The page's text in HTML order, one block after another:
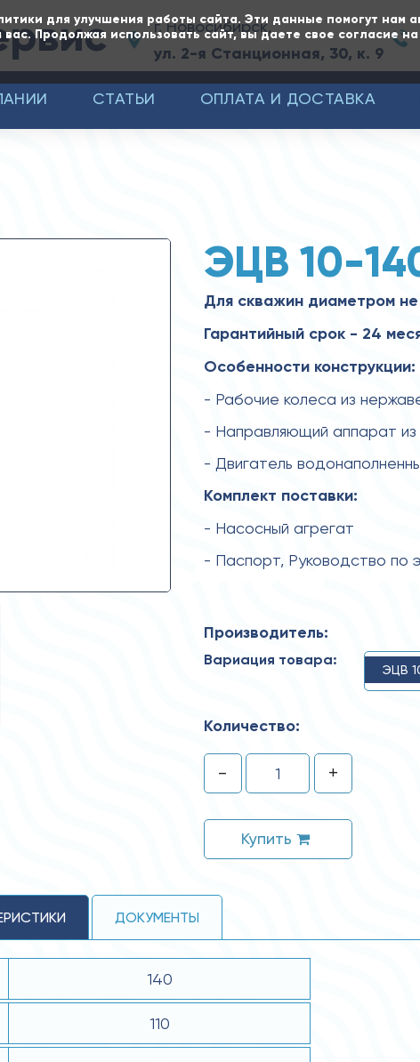
для улучшения работы сайта. Эти данные помогут нам
Продолжая использовать сайт, вы даете свое согласие
г. Новосибирск,
ул. 2-я Станционная, 30, к. 9
СТАТЬИ ОПЛАТА И ДОСТАВКА
ЭЦВ 10-
Для скважин диаметром
Гарантийный срок - 24
Особенности конструкции:
- Рабочие колеса из
- Направляющий аппарат
- Двигатель
Комплект поставки:
- Насосный агрегат
- Паспорт, Руководство по
Производитель:
Вариация товара:
ЭЦВ
Количество:
- +
Купить
ДОКУМЕНТЫ
140
110